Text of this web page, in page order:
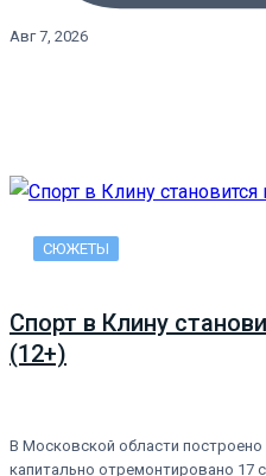
Авг 7, 2026
СЮЖЕТЫ
Спорт в Клину
(12+)
В Московской области построено
капитально отремонтировано 17